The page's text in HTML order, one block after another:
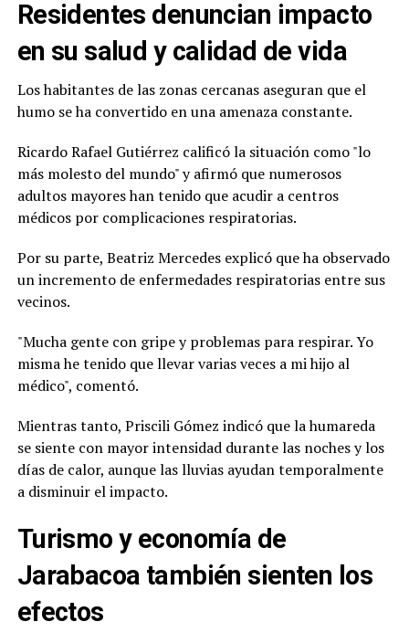
Residentes denuncian impacto
en su salud y calidad de vida
Los habitantes de las zonas cercanas aseguran que el
humo se ha convertido en una amenaza constante.
Ricardo Rafael Gutiérrez calificó la situación como "lo
más molesto del mundo" y afirmó que numerosos
adultos mayores han tenido que acudir a centros
médicos por complicaciones respiratorias.
Por su parte, Beatriz Mercedes explicó que ha observado
un incremento de enfermedades respiratorias entre sus
vecinos.
"Mucha gente con gripe y problemas para respirar. Yo
misma he tenido que llevar varias veces a mi hijo al
médico", comentó.
Mientras tanto, Priscili Gómez indicó que la humareda
se siente con mayor intensidad durante las noches y los
días de calor, aunque las lluvias ayudan temporalmente
a disminuir el impacto.
Turismo y economía de
Jarabacoa también sienten los
efectos